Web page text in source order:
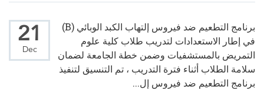
21
Dec
برنامج التطعيم ضد فيروس إلتهاب الكبد الوبائي (B)
في إطار الاستعدادات لتدريب طلاب كلية علوم
التمريض بالمستشفيات وضمن خطة الجامعة لضمان
سلامة الطلاب أثناء فترة التدريب ، تم التنسيق لتنفيذ
برنامج التطعيم ضد فيروس إل...